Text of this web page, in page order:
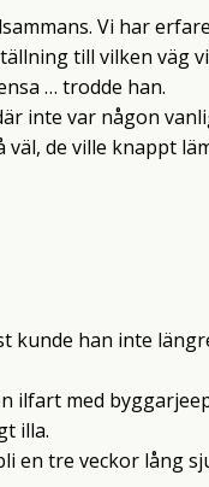
Vi har
till vilken väg
… trodde han.
inte var någon
de ville knappt
kunde han inte
ilfart med
illa.
en tre veckor lång